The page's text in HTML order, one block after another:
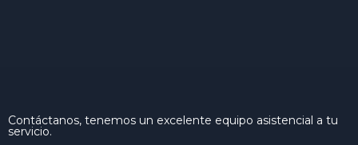
Contáctanos, tenemos un excelente equipo asistencial a tu
servicio.